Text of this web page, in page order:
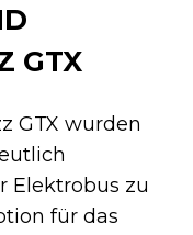
GTX
GTX wurden
Elektrobus zu
für das